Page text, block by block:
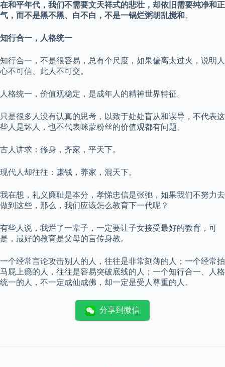
在和平年代，我们不需要文天祥式的悲壮，却依旧需要纯净和正
气，而不是黑不黑、白不白，不是一锅烂粥胡乱搅和 。
知行合一，人格统一
知行合一，不是很容易，总有个尺度，如果偏离太过火，说明人
心不可信、此人不可交。
人格统一，价值观稳定，是成年人的精神世界特征。
只是很多人没有认真的思考，以致于处处盲从和误导，不代表这
些人是坏人，也不代表咪蒙粉丝的价值观都有问题。
古人讲求：修身，齐家，平天下。
现代人却往往：赚钱，养家，混天下。
我在想，礼义廉耻是本分，孝悌忠信是张弛，如果我们不努力去
做到这些，那么，我们应该怎么教育下一代呢？
有些人说，我烂了一辈子，一定要让子女接受最好的教育，可
是，最好的教育是父母的言传身教。
一个经常言论攻击别人的人，往往是非常刻薄的人；一个经常拍
马屁上瘾的人，往往是容易突破底线的人；一个知行合一、人格
统一的人，不一定成仙成佛，却一定是受人尊重的人。
分享到微信